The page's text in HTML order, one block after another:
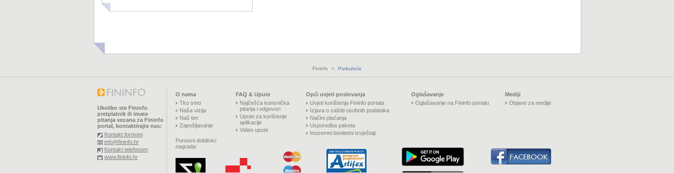
Fininfo > Poduzeće
Ukoliko ste Fininfo
pretplatnik ili imate
pitanja vezana za Fininfo
portal, kontaktirajte nas:
Kontakt formom
info@fininfo.hr
Kontakt telefonom
www.fininfo.hr
O nama
Tko smo
Naša vizija
Naš tim
Zapošljavanje
Ponosni dobitnici
nagrada:
FAQ & Upute
Najčešća korisnička
pitanja i odgovori
Upute za korištenje
aplikacije
Video upute
Opći uvjeti poslovanja
Uvjeti korištenja Fininfo portala
Izjava o zaštiti osobnih podataka
Načini plaćanja
Usporedba paketa
Inozemni bonitetni izvještaji
Oglašavanje
Oglašavanje na Fininfo portalu
Mediji
Objave za medije